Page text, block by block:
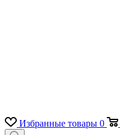
Избранные товары 0